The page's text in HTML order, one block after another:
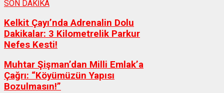
SON DAKİKA
Kelkit Çayı’nda Adrenalin Dolu
Dakikalar: 3 Kilometrelik Parkur
Nefes Kesti!
Muhtar Şişman’dan Milli Emlak’a
Çağrı: “Köyümüzün Yapısı
Bozulmasın!”